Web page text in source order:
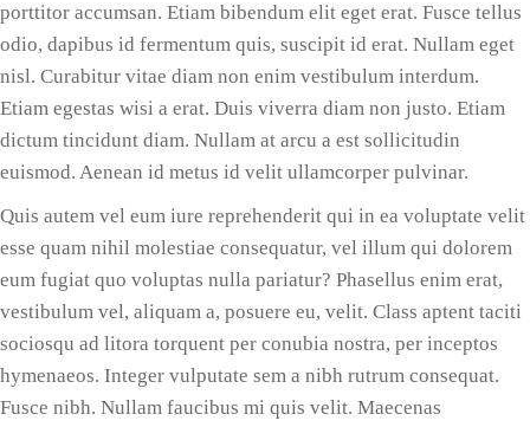
porttitor accumsan. Etiam bibendum elit eget erat. Fusce tellus
odio, dapibus id fermentum quis, suscipit id erat. Nullam eget
nisl. Curabitur vitae diam non enim vestibulum interdum.
Etiam egestas wisi a erat. Duis viverra diam non justo. Etiam
dictum tincidunt diam. Nullam at arcu a est sollicitudin
euismod. Aenean id metus id velit ullamcorper pulvinar.
Quis autem vel eum iure reprehenderit qui in ea voluptate velit
esse quam nihil molestiae consequatur, vel illum qui dolorem
eum fugiat quo voluptas nulla pariatur? Phasellus enim erat,
vestibulum vel, aliquam a, posuere eu, velit. Class aptent taciti
sociosqu ad litora torquent per conubia nostra, per inceptos
hymenaeos. Integer vulputate sem a nibh rutrum consequat.
Fusce nibh. Nullam faucibus mi quis velit. Maecenas